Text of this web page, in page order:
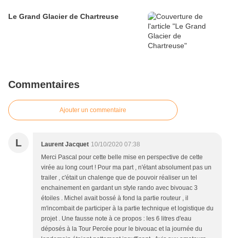
Le Grand Glacier de Chartreuse
Commentaires
Ajouter un commentaire
L Laurent Jacquet 10/10/2020 07:38
Merci Pascal pour cette belle mise en perspective de cette
virée au long court ! Pour ma part , n'étant absolument pas un
trailer , c'était un chalenge que de pouvoir réaliser un tel
enchainement en gardant un style rando avec bivouac 3
étoiles . Michel avait bossé à fond la partie routeur , il
m'incombait de participer à la partie technique et logistique du
projet . Une fausse note à ce propos : les 6 litres d'eau
déposés à la Tour Percée pour le bivouac et la journée du